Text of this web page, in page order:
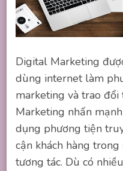
Digital Marketing
dùng internet làm
marketing và trao
Marketing nhấn
dụng phương tiện
cận khách hàng
tương tác. Dù có